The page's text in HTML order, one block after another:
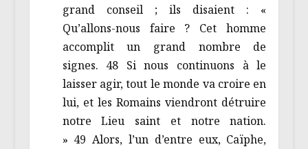
grand conseil ; ils disaient : «
Qu’allons-nous faire ? Cet homme
accomplit un grand nombre de
signes. 48 Si nous continuons à le
laisser agir, tout le monde va croire en
lui, et les Romains viendront détruire
notre Lieu saint et notre nation.
» 49 Alors, l’un d’entre eux, Caïphe,